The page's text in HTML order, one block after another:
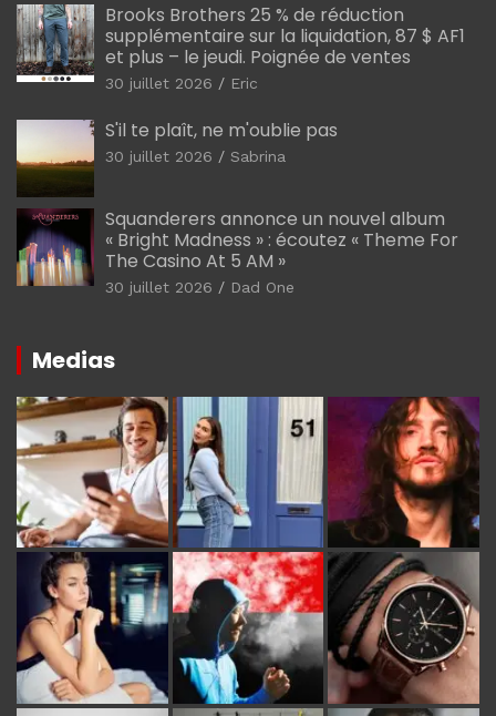
Brooks Brothers 25 % de réduction
supplémentaire sur la liquidation, 87 $ AF1
et plus – le jeudi. Poignée de ventes
30 juillet 2026 Eric
S'il te plaît, ne m'oublie pas
30 juillet 2026 Sabrina
Squanderers annonce un nouvel album
« Bright Madness » : écoutez « Theme For
The Casino At 5 AM »
30 juillet 2026 Dad One
Medias